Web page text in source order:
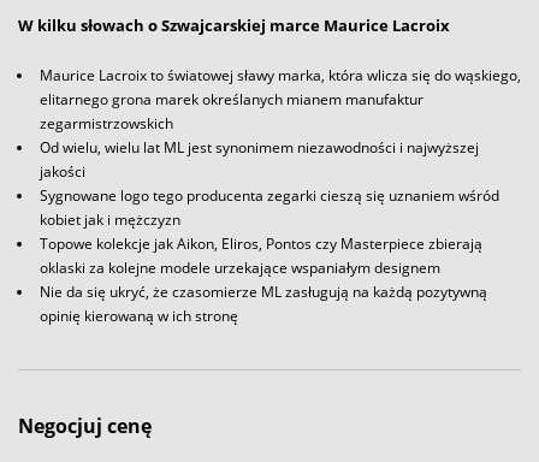
W kilku słowach o Szwajcarskiej marce Maurice Lacroix
Maurice Lacroix to światowej sławy marka, która wlicza się do wąskiego,
elitarnego grona marek określanych mianem manufaktur
zegarmistrzowskich
Od wielu, wielu lat ML jest synonimem niezawodności i najwyższej
jakości
Sygnowane logo tego producenta zegarki cieszą się uznaniem wśród
kobiet jak i mężczyzn
Topowe kolekcje jak Aikon, Eliros, Pontos czy Masterpiece zbierają
oklaski za kolejne modele urzekające wspaniałym designem
Nie da się ukryć, że czasomierze ML zasługują na każdą pozytywną
opinię kierowaną w ich stronę
Negocjuj cenę